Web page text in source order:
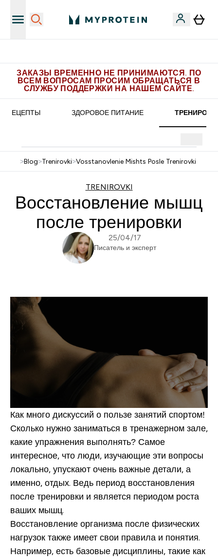
ЗАКАЗЫ ВРЕМЕННО НЕ ПРИНИМАЮТСЯ. ПО
ВСЕМ ВОПРОСАМ ПРОСИМ ОБРАЩАТЬСЯ В
СЛУЖБУ ПОДДЕРЖКИ НА НАШЕМ САЙТЕ.
РЕЦЕПТЫ ЗДОРОВОЕ ПИТАНИЕ
>Blog>Trenirovki>Vosstanovlenie Mishts Posle Trenirovki
TRENIROVKI
Восстановление мышц
после тренировки
25/04/17
Писатель и эксперт
Как много дискуссий о пользе занятий спортом!
Сколько нужно заниматься в тренажерном зале,
какие упражнения выполнять? Самое
интересное, что люди, изучающие эти вопросы
локально, упускают очень важные детали, а
именно, отдых. Ведь период восстановления
после тренировки и является периодом роста
ваших мышц.
Восстановление организма после физических
нагрузок также имеет свои правила и понятия.
Например, есть базовые дисциплины, такие как